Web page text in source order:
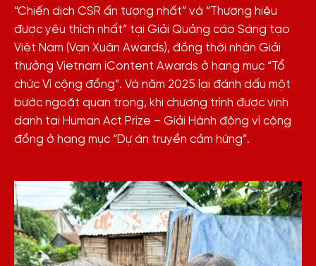
“Chiến dịch CSR ấn tượng nhất” và “Thương hiệu
được yêu thích nhất” tại Giải Quảng cáo Sáng tạo
Việt Nam (Vạn Xuân Awards), đồng thời nhận Giải
thưởng Vietnam iContent Awards ở hạng mục “Tổ
chức Vì cộng đồng”. Và năm 2025 lại đánh dấu một
bước ngoặt quan trọng, khi chương trình được vinh
danh tại Human Act Prize – Giải Hành động vì cộng
đồng ở hạng mục “Dự án truyền cảm hứng”.